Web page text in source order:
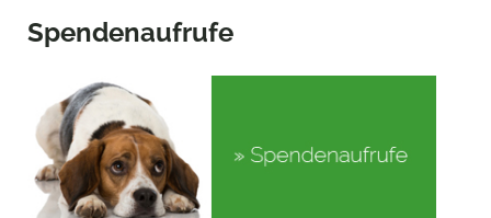
Spendenaufrufe